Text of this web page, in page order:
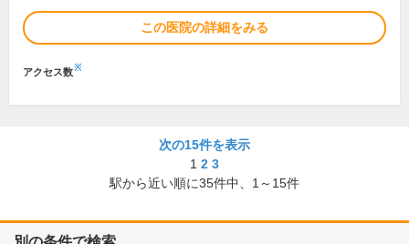
この医院の詳細をみる
アクセス数※
次の15件を表示
1 2 3
駅から近い順に35件中、 1～15件